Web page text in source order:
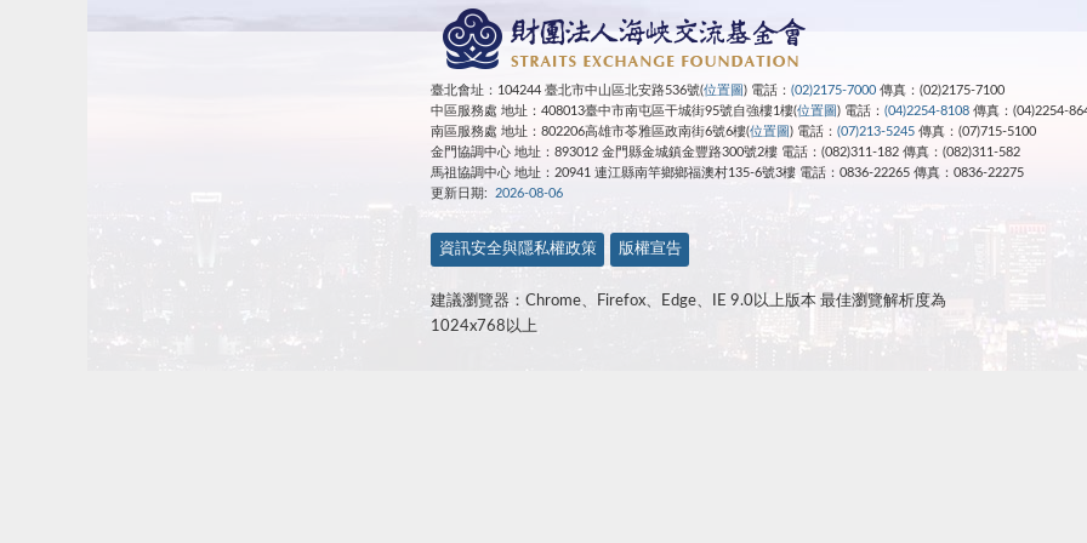
臺北會址：104244 臺北市中山區北安路536號(位置圖) 電話：(02)2175-7000 傳真：(02)2175-7100
中區服務處 地址：408013臺中市南屯區干城街95號自強樓1樓(位置圖) 電話：(04)2254-8108 傳真：(04)2254-
南區服務處 地址：802206高雄市苓雅區政南街6號6樓(位置圖) 電話：(07)213-5245 傳真：(07)715-5100
金門協調中心 地址：893012 金門縣金城鎮金豐路300號2樓 電話：(082)311-182 傳真：(082)311-582
馬祖協調中心 地址：20941 連江縣南竿鄉鄉福澳村135-6號3樓 電話：0836-22265 傳真：0836-22275
更新日期:
2026-08-06
資訊安全與隱私權政策 版權宣告
建議瀏覽器：Chrome、Firefox、Edge、IE 9.0以上版本 最佳瀏覽解析度為
1024x768以上